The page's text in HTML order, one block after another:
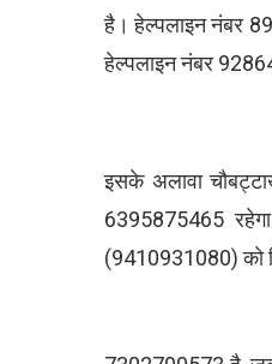
है। हेल्पलाइन नंबर
हेल्पलाइन नंबर
इसके अलावा
6395875465
(9410931080) को